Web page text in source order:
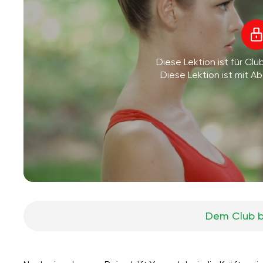
Diese Lektion ist für
Diese Lektion ist mit
Dem Club